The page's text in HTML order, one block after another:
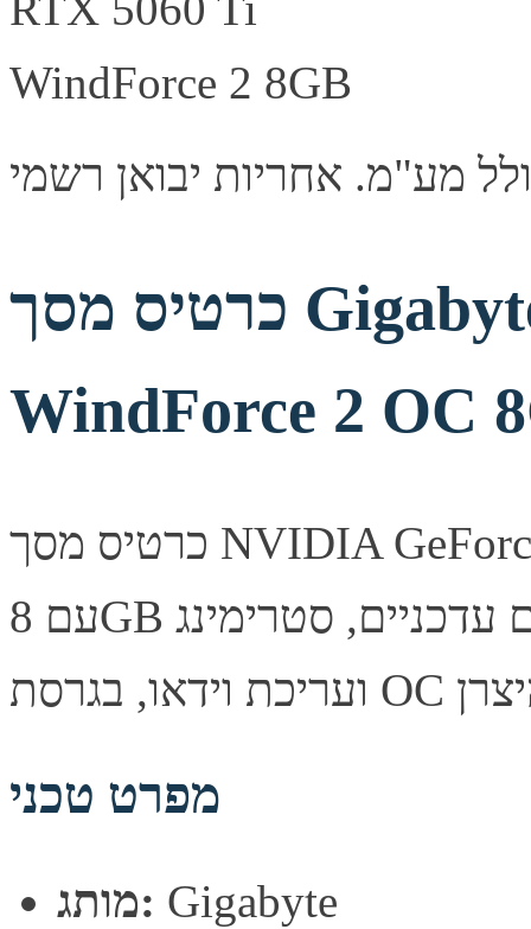
כרטיס מסך Gigabyte RTX 5060 Ti
WindForce 2 OC
כרטיס מסך NVIDIA GeForce RTX 5060 Ti מבית Gigabyte
עם 8GB זיכרון. ביצועים גבוהים למשחקים עדכניים, סטרימינג
מפרט טכני
מותג: Gigabyte